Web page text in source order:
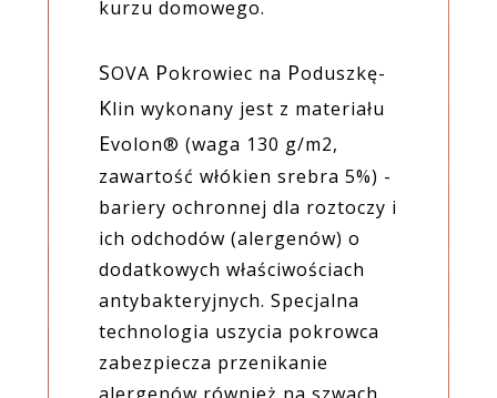
kurzu domowego.
SOVA Pokrowiec na Poduszkę-
Klin wykonany jest z materiału
Evolon® (waga 130 g/m2,
zawartość włókien srebra 5%) -
bariery ochronnej dla roztoczy i
ich odchodów (alergenów) o
dodatkowych właściwościach
antybakteryjnych. Specjalna
technologia uszycia pokrowca
zabezpiecza przenikanie